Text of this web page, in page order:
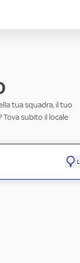
tua squadra, il tuo
subito il locale